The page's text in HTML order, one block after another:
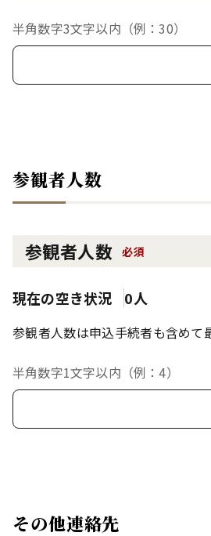
半角数字3文字以内（例：30）
参観者人数
参観者人数 必須
現在の空き状況 0人
参観者人数は申込手続者も含めて
半角数字1文字以内（例：4）
その他連絡先